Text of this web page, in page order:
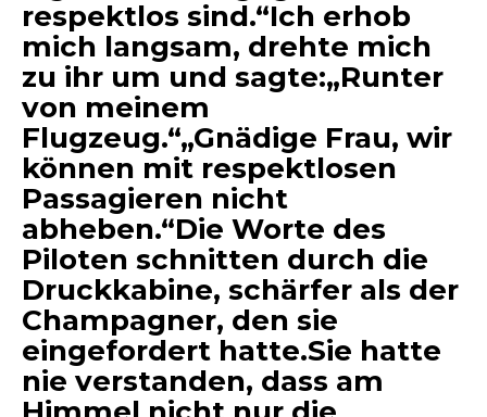
respektlos sind.“Ich erhob
mich langsam, drehte mich
zu ihr um und sagte:„Runter
von meinem
Flugzeug.“„Gnädige Frau, wir
können mit respektlosen
Passagieren nicht
abheben.“Die Worte des
Piloten schnitten durch die
Druckkabine, schärfer als der
Champagner, den sie
eingefordert hatte.Sie hatte
nie verstanden, dass am